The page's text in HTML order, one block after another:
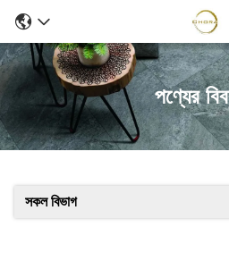
পণ্যের
সকল বিভাগ